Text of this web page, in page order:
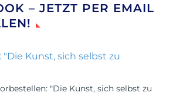
– JETZT PER EMAIL
"Die Kunst, sich selbst zu